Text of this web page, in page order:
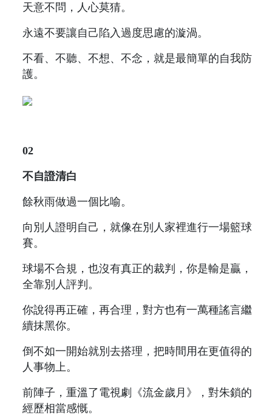
天意不問，人心莫猜。
永遠不要讓自己陷入過度思慮的漩渦。
不看、不聽、不想、不念，就是最簡單的自我防
護。
02
不自證清白
餘秋雨做過一個比喻。
向別人證明自己，就像在別人家裡進行一場籃球
賽。
球場不合規，也沒有真正的裁判，你是輸是贏，
全靠別人評判。
你說得再正確，再合理，對方也有一萬種謠言繼
續抹黑你。
倒不如一開始就別去搭理，把時間用在更值得的
人事物上。
前陣子，重溫了電視劇《流金歲月》，對朱鎖的
經歷相當感慨。